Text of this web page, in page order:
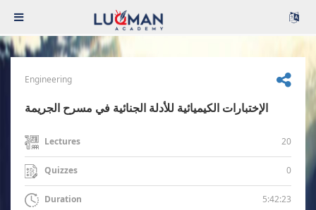
Engineering
الإختبارات الكيميائية للأدلة الجنائية في مسرح الجريمة
Lectures 20
Quizzes 0
Duration 5:42:23